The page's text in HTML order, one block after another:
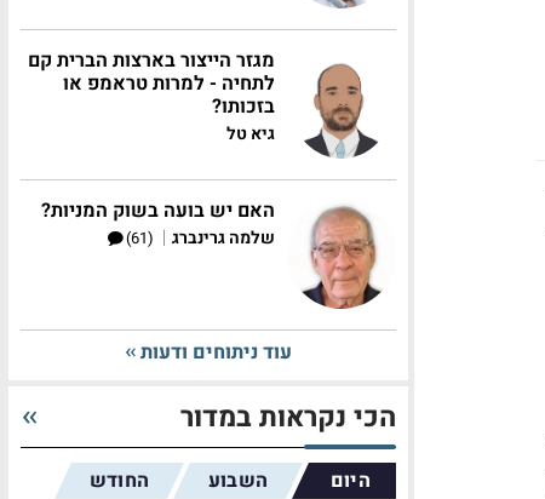
מגזר הייצור בארצות הברית קם
לתחיה - למרות טראמפ או
בזכותו?
גיא טל
האם יש בועה בשוק המניות?
שלמה גרינברג |
(61)
עוד ניתוחים ודעות
הכי נקראות במדור
היום השבוע החודש